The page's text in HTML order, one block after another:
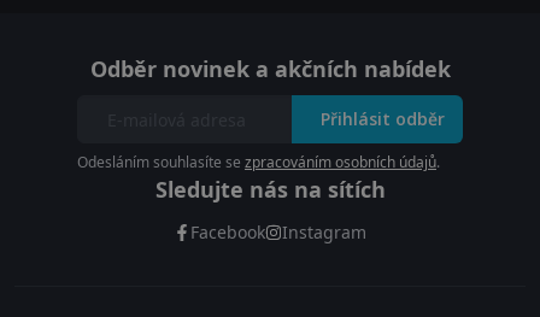
Odběr novinek a akčních nabídek
Přihlásit odběr
Odesláním souhlasíte se zpracováním osobních údajů.
Sledujte nás na sítích
Facebook Instagram